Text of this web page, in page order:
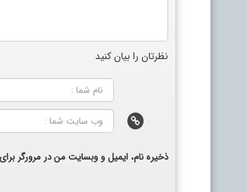
نظرتان را بیان کنید
ذخیره نام، ایمیل و وبسایت من در مرورگر